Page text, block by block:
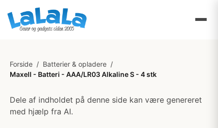
Forside / Batterier & opladere /
Maxell - Batteri - AAA/LR03 Alkaline S - 4 stk
Dele af indholdet på denne side kan være genereret
med hjælp fra AI.